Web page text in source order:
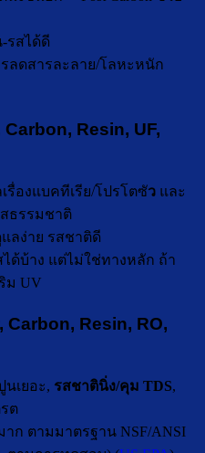
รสได้ดี
ลดสารละลาย/โลหะหนัก
Resin, UF,
รื่องแบคทีเรีย/โปรโตซัว และ
ธรรมชาติ
ลง่าย รสชาติดี
ด้บ้าง แต่ไม่ใช่ทางหลัก ถ้า
ม UV
Carbon, Resin, RO,
เยอะ, รสชาตินิ่ง/คุม TDS,
ต
ก ตามมาตรฐาน NSF/ANSI